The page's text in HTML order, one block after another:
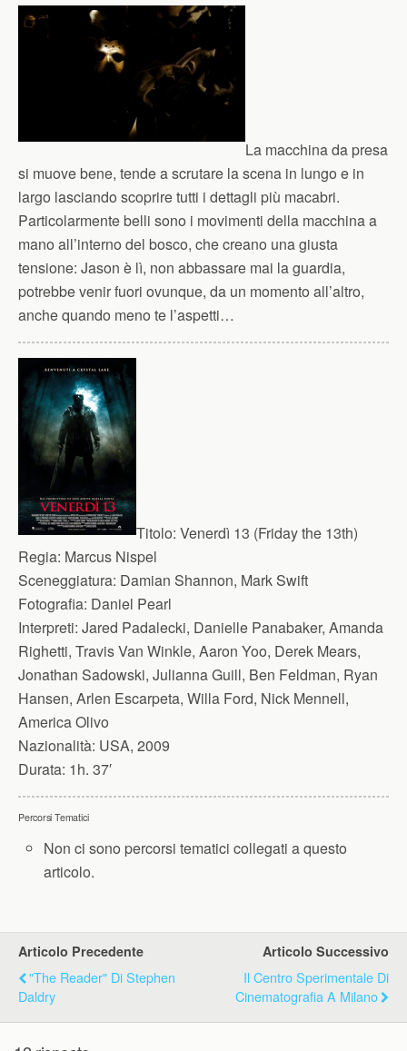
La macchina da presa
si muove bene, tende a scrutare la scena in lungo e in
largo lasciando scoprire tutti i dettagli più macabri.
Particolarmente belli sono i movimenti della macchina a
mano all’interno del bosco, che creano una giusta
tensione: Jason è lì, non abbassare mai la guardia,
potrebbe venir fuori ovunque, da un momento all’altro,
anche quando meno te l’aspetti…
Titolo: Venerdì 13 (Friday the 13th)
Regia: Marcus Nispel
Sceneggiatura: Damian Shannon, Mark Swift
Fotografia: Daniel Pearl
Interpreti: Jared Padalecki, Danielle Panabaker, Amanda
Righetti, Travis Van Winkle, Aaron Yoo, Derek Mears,
Jonathan Sadowski, Julianna Guill, Ben Feldman, Ryan
Hansen, Arlen Escarpeta, Willa Ford, Nick Mennell,
America Olivo
Nazionalità: USA, 2009
Durata: 1h. 37′
Percorsi Tematici
Non ci sono percorsi tematici collegati a questo
articolo.
Articolo Precedente
"The Reader" Di Stephen
Daldry
Articolo Successivo
Il Centro Sperimentale Di
Cinematografia A Milano